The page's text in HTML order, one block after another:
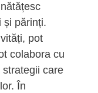
și părinți.
pot
colabora cu
care
În